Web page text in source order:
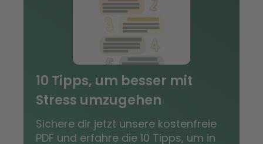
10 Tipps, um besser mit
Stress umzugehen
Sichere dir jetzt unsere kostenfreie
PDF und erfahre die 10 Tipps, um in